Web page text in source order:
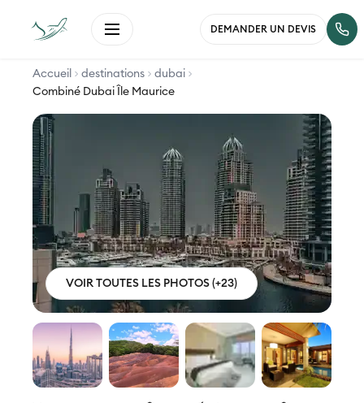
DEMANDER UN DEVIS
Accueil destinations
dubai
Combiné Dubai Île Maurice
VOIR TOUTES LES PHOTOS (+23)